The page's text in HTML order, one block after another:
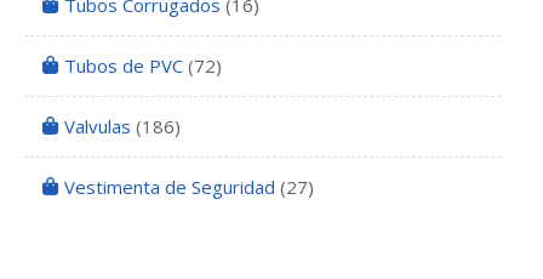
Tubos Corrugados (16)
Tubos de PVC (72)
Valvulas (186)
Vestimenta de Seguridad (27)